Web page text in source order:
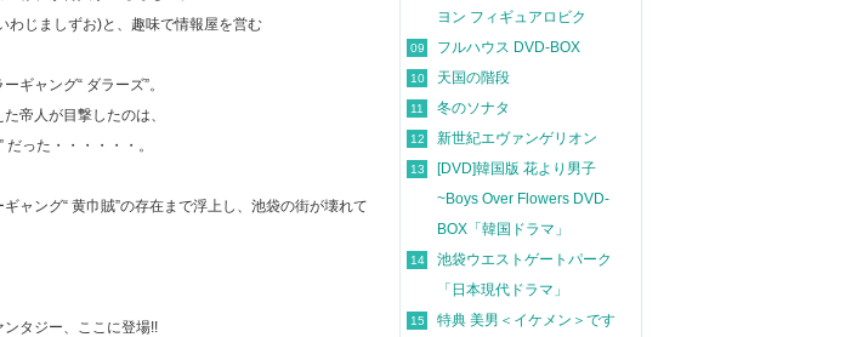
わじましずお)と、趣味で情報屋を営む
ギャング“ ダラーズ”。
帝人が目撃したのは、
った・・・・・・。
ャング“ 黄巾賊”の存在まで浮上し、池袋の街が壊れて
タジー、ここに登場!!
ヨン フィギュアロビク
09 フルハウス DVD-BOX
10 天国の階段
11 冬のソナタ
12 新世紀エヴァンゲリオン
13
[DVD]韓国版 花より男子
~Boys Over Flowers DVD-
BOX「韓国ドラマ」
14
池袋ウエストゲートパーク
「日本現代ドラマ」
15
特典 美男＜イケメン＞です